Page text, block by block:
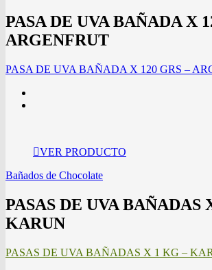
PASA DE UVA BAÑADA X
ARGENFRUT
PASA DE UVA BAÑADA X 120 GRS –
VER PRODUCTO
Bañados de Chocolate
PASAS DE UVA BAÑADAS
KARUN
PASAS DE UVA BAÑADAS X 1 KG –